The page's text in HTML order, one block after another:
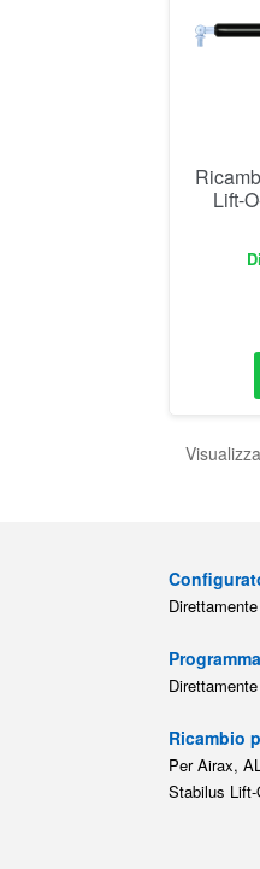
Lift-
Ricambio
Per Airax,
Stabilus